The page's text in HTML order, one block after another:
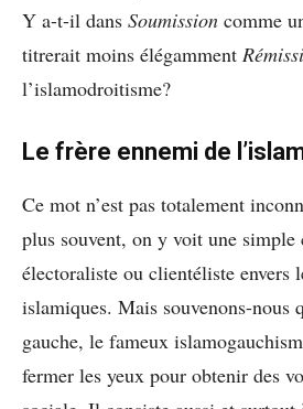
Y a-t-il dans Soumission comme
titrerait moins élégamment
l’islamodroitisme?
Le frère ennemi de
Ce mot n’est pas totalement
plus souvent, on y voit une simple
électoraliste ou clientéliste envers
islamiques. Mais souvenons-nous
gauche, le fameux
fermer les yeux pour obtenir des